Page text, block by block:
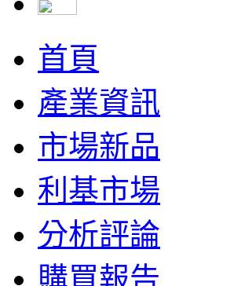
首頁
產業資訊
市場新品
利基市場
分析評論
購買報告